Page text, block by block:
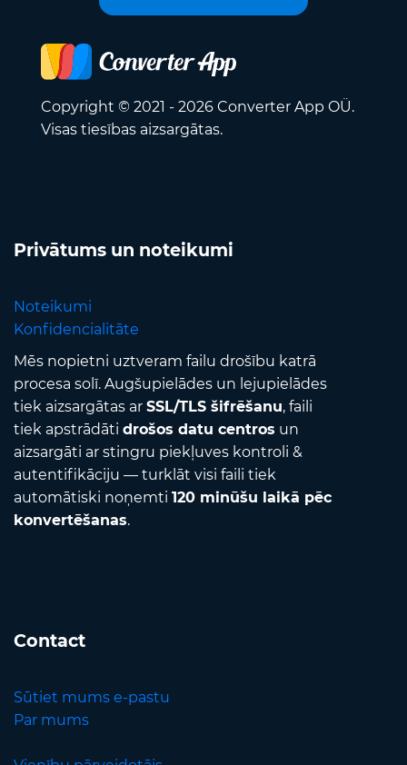
Copyright © 2021 - 2026 Converter App OÜ.
Visas tiesības aizsargātas.
Privātums un noteikumi
Noteikumi
Konfidencialitāte
Mēs nopietni uztveram failu drošību katrā
procesa solī. Augšupielādes un lejupielādes
tiek aizsargātas ar SSL/TLS šifrēšanu, faili
tiek apstrādāti drošos datu centros un
aizsargāti ar stingru piekļuves kontroli &
autentifikāciju — turklāt visi faili tiek
automātiski noņemti 120 minūšu laikā pēc
konvertēšanas.
Contact
Sūtiet mums e-pastu
Par mums